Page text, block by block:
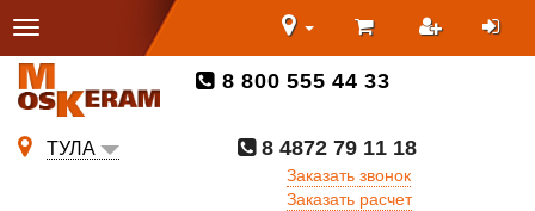
8 800 555 44 33
ТУЛА
8 4872 79 11 18
Заказать звонок
Заказать расчет